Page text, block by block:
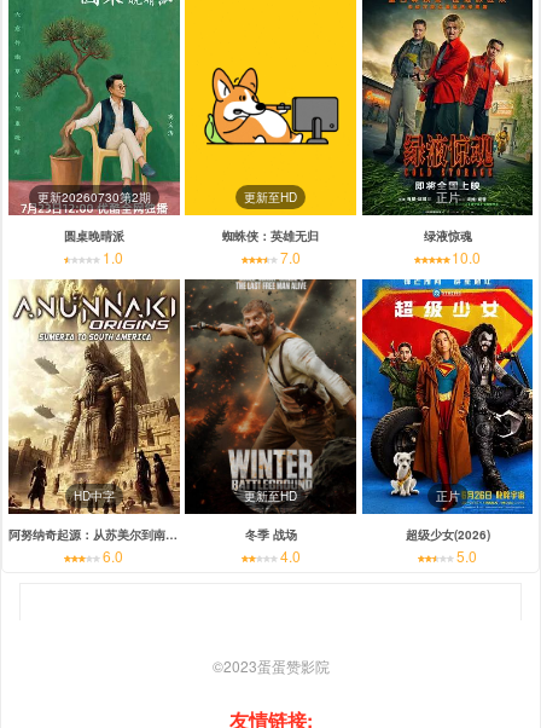
更新20260730第2期
圆桌晚晴派
1.0
更新至HD
蜘蛛侠：英雄无归
7.0
正片
绿液惊魂
10.0
HD中字
阿努纳奇起源：从苏美尔到南美洲
6.0
更新至HD
冬季 战场
4.0
正片
超级少女(2026)
5.0
©2023蛋蛋赞影院
友情链接: